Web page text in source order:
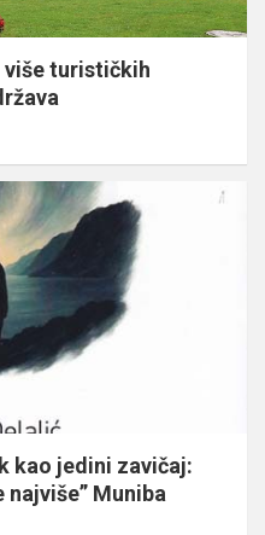
više turističkih
kao jedini zavičaj:
najviše” Muniba